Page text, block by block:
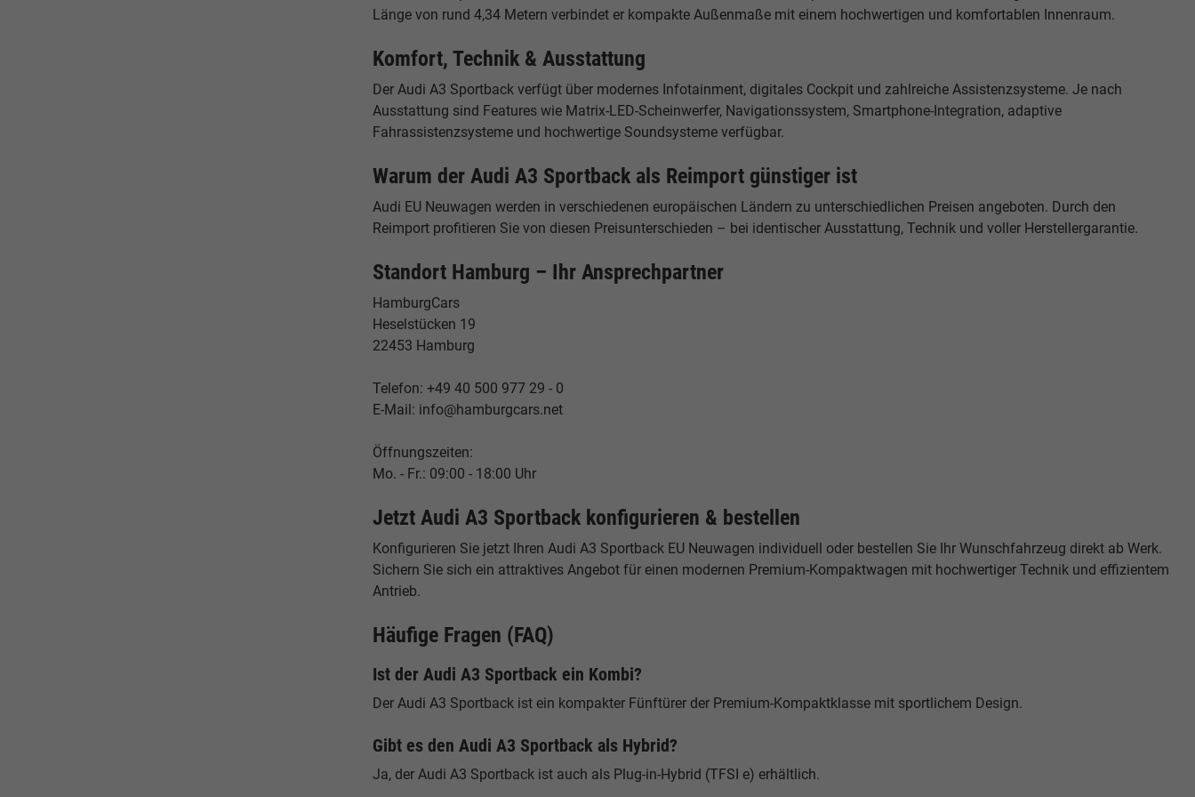
Länge von rund 4,34 Metern verbindet er kompakte Außenmaße mit einem hochwertigen und komfortablen Innenraum.
Komfort, Technik & Ausstattung
Der Audi A3 Sportback verfügt über modernes Infotainment, digitales Cockpit und zahlreiche Assistenzsysteme. Je nach
Ausstattung sind Features wie Matrix-LED-Scheinwerfer, Navigationssystem, Smartphone-Integration, adaptive
Fahrassistenzsysteme und hochwertige Soundsysteme verfügbar.
Warum der Audi A3 Sportback als Reimport günstiger ist
Audi EU Neuwagen werden in verschiedenen europäischen Ländern zu unterschiedlichen Preisen angeboten. Durch den
Reimport profitieren Sie von diesen Preisunterschieden – bei identischer Ausstattung, Technik und voller Herstellergarantie.
Standort Hamburg – Ihr Ansprechpartner
HamburgCars
Heselstücken 19
22453 Hamburg
Telefon: +49 40 500 977 29 - 0
E-Mail: info@hamburgcars.net
Öffnungszeiten:
Mo. - Fr.: 09:00 - 18:00 Uhr
Jetzt Audi A3 Sportback konfigurieren & bestellen
Konfigurieren Sie jetzt Ihren Audi A3 Sportback EU Neuwagen individuell oder bestellen Sie Ihr Wunschfahrzeug direkt ab Werk.
Sichern Sie sich ein attraktives Angebot für einen modernen Premium-Kompaktwagen mit hochwertiger Technik und effizientem
Antrieb.
Häufige Fragen (FAQ)
Ist der Audi A3 Sportback ein Kombi?
Der Audi A3 Sportback ist ein kompakter Fünftürer der Premium-Kompaktklasse mit sportlichem Design.
Gibt es den Audi A3 Sportback als Hybrid?
Ja, der Audi A3 Sportback ist auch als Plug-in-Hybrid (TFSI e) erhältlich.